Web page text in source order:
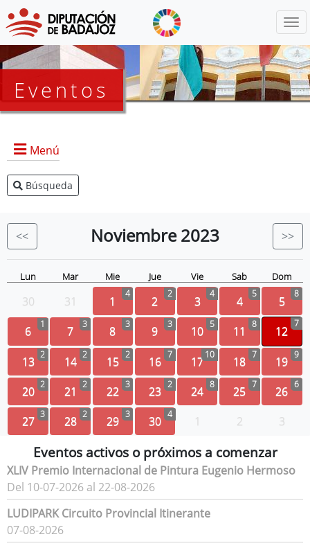
Eventos
Menú
Agenda Presidencia
Eventos
Búsqueda
<< Noviembre 2023 >>
Lun Mar Mie Jue Vie Sab Dom
30 31 1 4 2 2 3 4 4 5 5 8
6 1 7 3 8 3 9 3 10 5 11 8 12
7
13 2 14 2 15 2 16 7 1710 18 7 19 9
20 2 21 2 22 3 23 2 24 8 25 7 26 6
27 3 28 2 29 3 30 4 1 2 3
Eventos activos o próximos a comenzar
XLIV Premio Internacional de Pintura Eugenio Hermoso
Del 10-07-2026 al 22-08-2026
LUDIPARK Circuito Provincial Itinerante
07-08-2026